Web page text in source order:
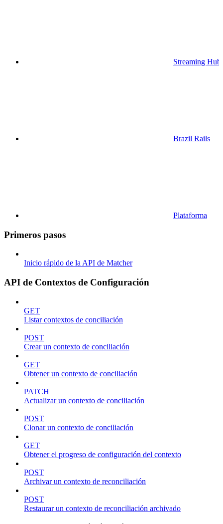
Streaming Hub
Brazil Rails
Plataforma
Primeros pasos
Inicio rápido de la API de Matcher
API de Contextos de Configuración
GET
Listar contextos de conciliación
POST
Crear un contexto de conciliación
GET
Obtener un contexto de conciliación
PATCH
Actualizar un contexto de conciliación
POST
Clonar un contexto de conciliación
GET
Obtener el progreso de configuración del contexto
POST
Archivar un contexto de reconciliación
POST
Restaurar un contexto de reconciliación archivado